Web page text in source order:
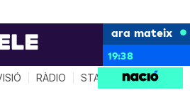
ara mateix
19:38
RÀDIO STAR SYSTEM